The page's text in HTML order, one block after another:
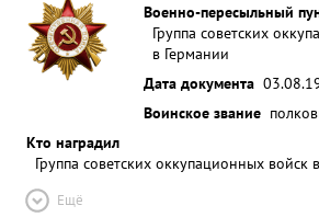
Военно-пересыльный
Группа советских
в Германии
Дата документа
Воинское звание
Кто наградил
Группа советских оккупационных войск
Ещё